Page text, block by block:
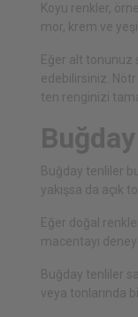
Koyu renkler,
mor, krem ve
Eğer alt tonunuz
edebilirsiniz.
ten renginizi
Buğday tenliler
yakışsa da açık
Eğer doğal
macentayı
Buğday tenliler
veya tonlarında